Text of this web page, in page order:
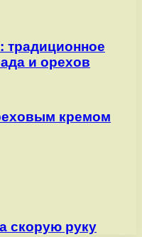
традиционное
и орехов
кремом
скорую руку